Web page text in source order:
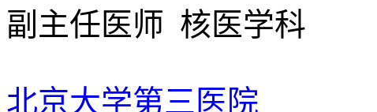
副主任医师 核医学科
北京大学第三医院